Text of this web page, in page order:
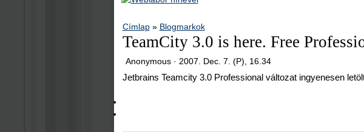
Címlap» Blogmarkok
TeamCity 3.0 is here. Free
Anonymous · 2007. Dec. 7. (P), 16.34
Jetbrains Teamcity 3.0 Professional változat ingyenesen